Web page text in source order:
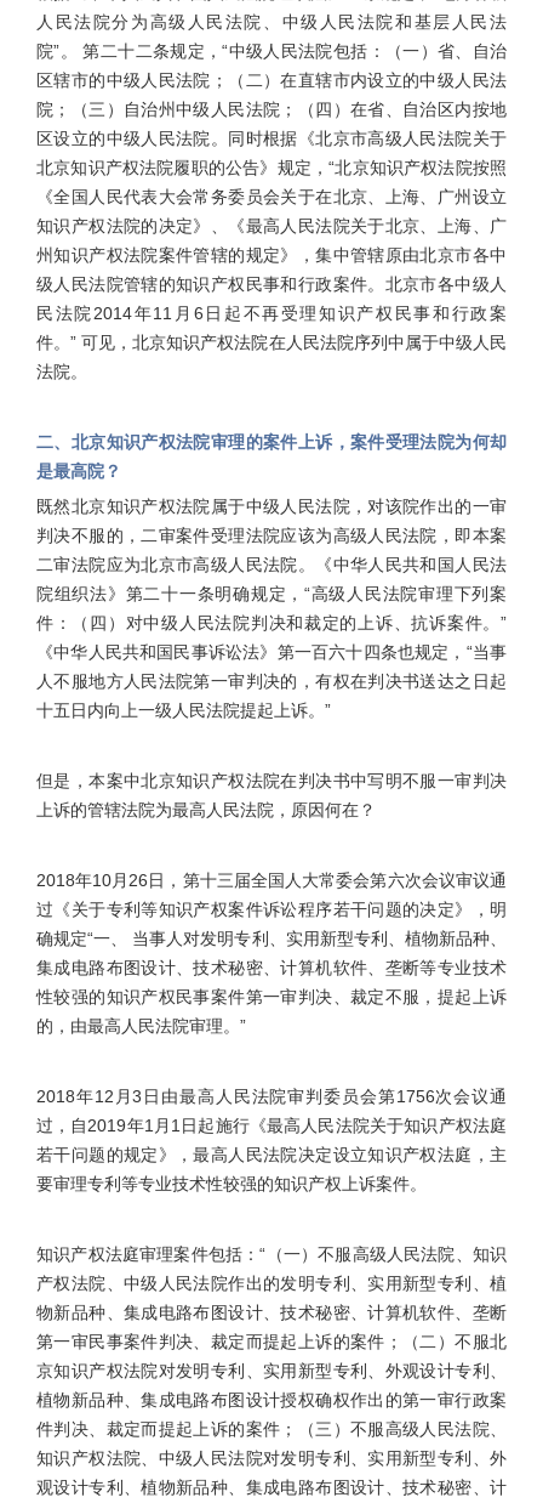
人民法院分为高级人民法院、中级人民法院和基层人民法
院”。 第二十二条规定，“中级人民法院包括：（一）省、自治
区辖市的中级人民法院；（二）在直辖市内设立的中级人民法
院；（三）自治州中级人民法院；（四）在省、自治区内按地
区设立的中级人民法院。同时根据《北京市高级人民法院关于
北京知识产权法院履职的公告》规定，“北京知识产权法院按照
《全国人民代表大会常务委员会关于在北京、上海、广州设立
知识产权法院的决定》、《最高人民法院关于北京、上海、广
州知识产权法院案件管辖的规定》，集中管辖原由北京市各中
级人民法院管辖的知识产权民事和行政案件。北京市各中级人
民法院2014年11月6日起不再受理知识产权民事和行政案
件。” 可见，北京知识产权法院在人民法院序列中属于中级人民
法院。
二、北京知识产权法院审理的案件上诉，案件受理法院为何却
是最高院？
既然北京知识产权法院属于中级人民法院，对该院作出的一审
判决不服的，二审案件受理法院应该为高级人民法院，即本案
二审法院应为北京市高级人民法院。《中华人民共和国人民法
院组织法》第二十一条明确规定，“高级人民法院审理下列案
件：（四）对中级人民法院判决和裁定的上诉、抗诉案件。”
《中华人民共和国民事诉讼法》第一百六十四条也规定，“当事
人不服地方人民法院第一审判决的，有权在判决书送达之日起
十五日内向上一级人民法院提起上诉。”
但是，本案中北京知识产权法院在判决书中写明不服一审判决
上诉的管辖法院为最高人民法院，原因何在？
2018年10月26日，第十三届全国人大常委会第六次会议审议通
过《关于专利等知识产权案件诉讼程序若干问题的决定》，明
确规定“一、 当事人对发明专利、实用新型专利、植物新品种、
集成电路布图设计、技术秘密、计算机软件、垄断等专业技术
性较强的知识产权民事案件第一审判决、裁定不服，提起上诉
的，由最高人民法院审理。”
2018年12月3日由最高人民法院审判委员会第1756次会议通
过，自2019年1月1日起施行《最高人民法院关于知识产权法庭
若干问题的规定》，最高人民法院决定设立知识产权法庭，主
要审理专利等专业技术性较强的知识产权上诉案件。
知识产权法庭审理案件包括：“（一）不服高级人民法院、知识
产权法院、中级人民法院作出的发明专利、实用新型专利、植
物新品种、集成电路布图设计、技术秘密、计算机软件、垄断
第一审民事案件判决、裁定而提起上诉的案件；（二）不服北
京知识产权法院对发明专利、实用新型专利、外观设计专利、
植物新品种、集成电路布图设计授权确权作出的第一审行政案
件判决、裁定而提起上诉的案件；（三）不服高级人民法院、
知识产权法院、中级人民法院对发明专利、实用新型专利、外
观设计专利、植物新品种、集成电路布图设计、技术秘密、计